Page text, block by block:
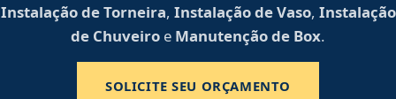
Instalação de Torneira, Instalação de Vaso, Instalação
de Chuveiro e Manutenção de Box.
SOLICITE SEU ORÇAMENTO